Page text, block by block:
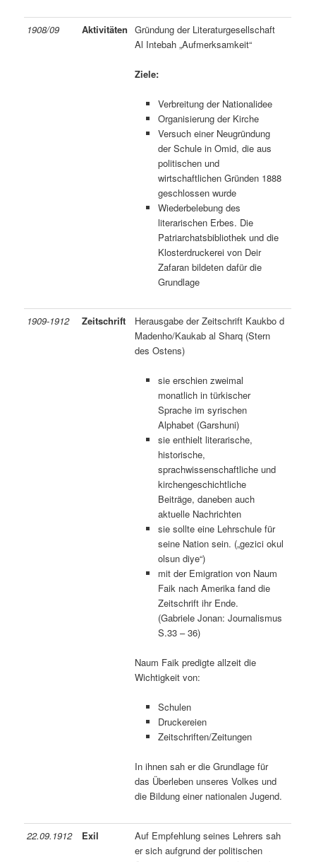
1908/09 Aktivitäten Gründung der Literaturgesellschaft
Al Intebah „Aufmerksamkeit“
Ziele:
Verbreitung der Nationalidee
Organisierung der Kirche
Versuch einer Neugründung
der Schule in Omid, die aus
politischen und
wirtschaftlichen Gründen 1888
geschlossen wurde
Wiederbelebung des
literarischen Erbes. Die
Patriarchatsbibliothek und die
Klosterdruckerei von Deir
Zafaran bildeten dafür die
Grundlage
1909-1912 Zeitschrift
Herausgabe der Zeitschrift Kaukbo d
Madenho/Kaukab al Sharq (Stern
des Ostens)
sie erschien zweimal
monatlich in türkischer
Sprache im syrischen
Alphabet (Garshuni)
sie enthielt literarische,
historische,
sprachwissenschaftliche und
kirchengeschichtliche
Beiträge, daneben auch
aktuelle Nachrichten
sie sollte eine Lehrschule für
seine Nation sein. („gezici okul
olsun diye“)
mit der Emigration von Naum
Faik nach Amerika fand die
Zeitschrift ihr Ende.
(Gabriele Jonan: Journalismus
S.33 – 36)
Naum Faik predigte allzeit die
Wichtigkeit von:
Schulen
Druckereien
Zeitschriften/Zeitungen
In ihnen sah er die Grundlage für
das Überleben unseres Volkes und
die Bildung einer nationalen Jugend.
22.09.1912 Exil
Auf Empfehlung seines Lehrers sah
er sich aufgrund der politischen